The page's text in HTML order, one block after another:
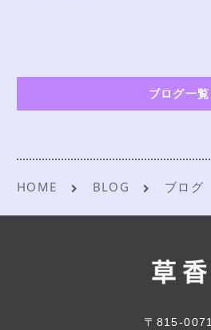
ブログ一覧
HOME BLOG ブログ
〒815-0071